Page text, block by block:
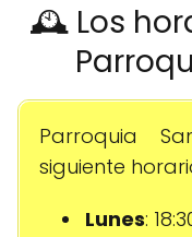
🕰️ Los
Parroquia
siguiente
Lunes: